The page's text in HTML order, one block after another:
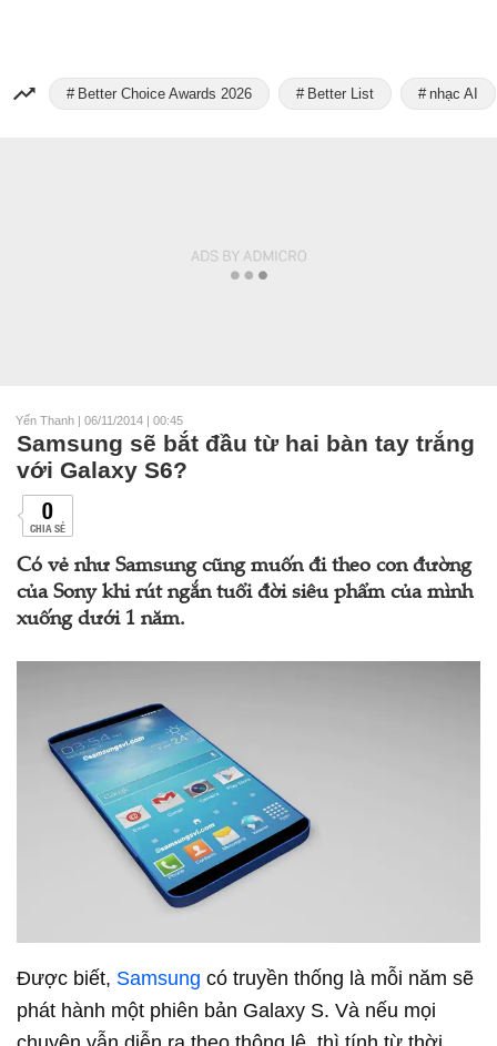
Better Choice Awards 2026 Better List nhạc AI
Yến Thanh | 06/11/2014 | 00:45
Samsung sẽ bắt đầu từ hai bàn tay trắng
với Galaxy S6?
0
CHIA SẺ
Có vẻ như Samsung cũng muốn đi theo con đường
của Sony khi rút ngắn tuổi đời siêu phẩm của mình
xuống dưới 1 năm.
Được biết, Samsung có truyền thống là mỗi năm sẽ
phát hành một phiên bản Galaxy S. Và nếu mọi